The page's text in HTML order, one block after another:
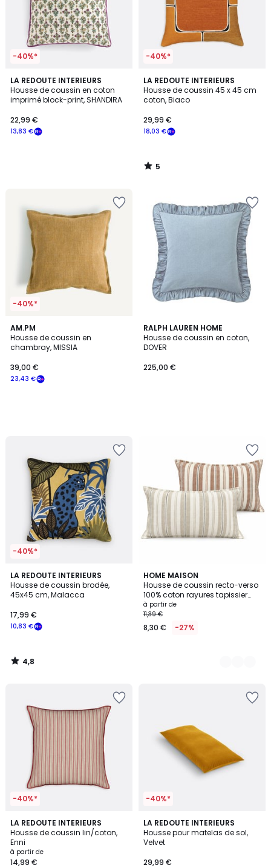
-40%*
LA REDOUTE INTERIEURS
Housse de coussin en coton
imprimé block-print, SHANDIRA
13,83 €
22,99 €
-40%*
LA REDOUTE INTERIEURS
Housse de coussin 45 x 45 cm
coton, Biaco
18,03 €
29,99 €
5
/
5
5
/
-40%*
AM.PM
Housse de coussin en
chambray, MISSIA
23,43 €
39,00 €
RALPH LAUREN HOME
Housse de coussin en coton,
DOVER
225,00 €
-40%*
LA REDOUTE INTERIEURS
Housse de coussin brodée,
45x45 cm, Malacca
10,83 €
17,99 €
4,8
/ 5
4,8
/
HOME MAISON
Housse de coussin recto-verso
100% coton rayures tapissier
LOURMARIN - QABANE
à partir de
11,39 €
8,30 € -27%
2
Couleurs
-40%*
LA REDOUTE INTERIEURS
Housse de coussin lin/coton,
Enni
à partir de
14,99 €
2,2
/ 5
4
Couleurs
-40%*
LA REDOUTE INTERIEURS
Housse pour matelas de sol,
Velvet
29,99 €
4,7
/ 5
4
Couleurs